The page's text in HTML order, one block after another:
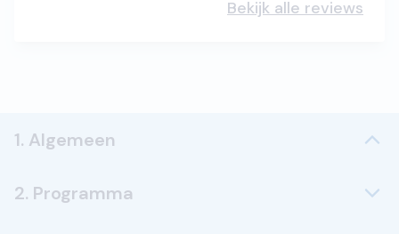
Bekijk alle reviews
1. Algemeen
2. Programma